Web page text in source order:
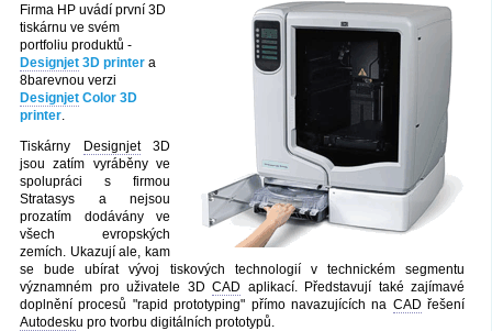
Firma HP uvádí první 3D
tiskárnu ve svém
portfoliu produktů -
Designjet 3D printer a
8barevnou verzi
Designjet Color 3D
printer.
Tiskárny
Designjet3D
jsou zatím vyráběny ve
spolupráci s firmou
Stratasys a nejsou
prozatím dodávány ve
všech evropských
zemích. Ukazují ale, kam
se bude ubírat vývoj tiskových technologií v technickém segmentu
významném pro uživatele 3D CAD aplikací. Představují také zajímavé
doplnění procesů "rapid prototyping" přímo navazujících na CAD řešení
Autodesku pro tvorbu digitálních prototypů.